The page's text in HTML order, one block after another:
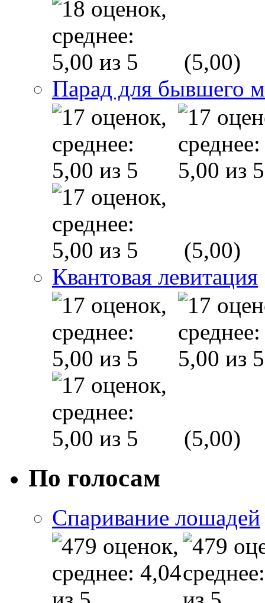
(5,00)
Парад для бывшего
(5,00)
Квантовая левитация
(5,00)
По голосам
Спаривание лошадей